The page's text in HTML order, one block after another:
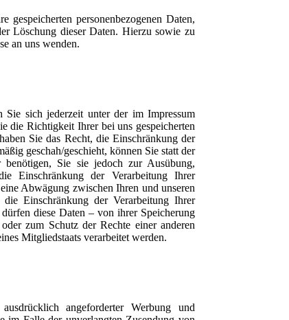
personenbezogenen Daten,
Löschung dieser Daten. Hierzu sowie zu
an uns wenden.
Sie sich jederzeit unter der im Impressum
die Richtigkeit Ihrer bei uns gespeicherten
Sie das Recht, die Einschränkung der
geschah/geschieht, können Sie statt der
benötigen, Sie sie jedoch zur Ausübung,
Einschränkung der Verarbeitung Ihrer
Abwägung zwischen Ihren und unseren
Einschränkung der Verarbeitung Ihrer
diese Daten – von ihrer Speicherung
zum Schutz der Rechte einer anderen
Mitgliedstaats verarbeitet werden.
angeforderter Werbung und